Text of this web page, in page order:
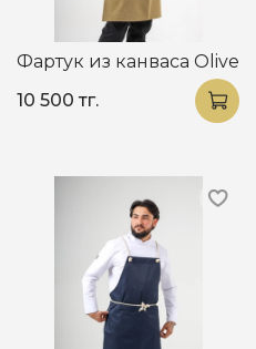
Фартук из канваса Оlivе
10 500 тг.